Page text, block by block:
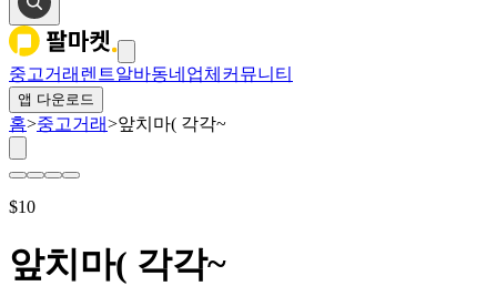
중고거래 렌트알바동네업체 커뮤니티
앱 다운로드
홈>중고거래>앞치마( 각각~
$10
앞치마( 각각~